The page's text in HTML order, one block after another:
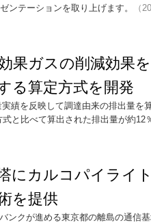
ンテーションを取り上げます。
（
果ガスの削減効果
る算定方式を開発
績を反映して調達由来の排出量を
と比べて算出された排出量が約12
にカルコパイライ
を提供
ンクが進める東京都の離島の通信